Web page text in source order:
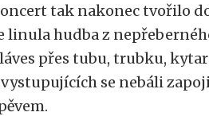
tak nakonec tvořilo
linula hudba z
přes tubu, trubku,
se nebáli